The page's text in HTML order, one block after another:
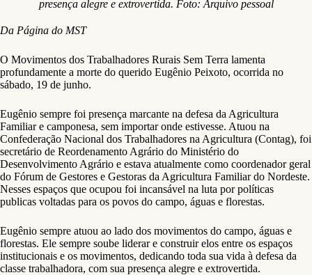
presença alegre e extrovertida. Foto: Arquivo pessoal
Da Página do MST
O Movimentos dos Trabalhadores Rurais Sem Terra lamenta
profundamente a morte do querido Eugênio Peixoto, ocorrida no
sábado, 19 de junho.
Eugênio sempre foi presença marcante na defesa da Agricultura
Familiar e camponesa, sem importar onde estivesse. Atuou na
Confederação Nacional dos Trabalhadores na Agricultura (Contag), foi
secretário de Reordenamento Agrário do Ministério do
Desenvolvimento Agrário e estava atualmente como coordenador geral
do Fórum de Gestores e Gestoras da Agricultura Familiar do Nordeste.
Nesses espaços que ocupou foi incansável na luta por políticas
publicas voltadas para os povos do campo, águas e florestas.
Eugênio sempre atuou ao lado dos movimentos do campo, águas e
florestas. Ele sempre soube liderar e construir elos entre os espaços
institucionais e os movimentos, dedicando toda sua vida à defesa da
classe trabalhadora, com sua presença alegre e extrovertida.